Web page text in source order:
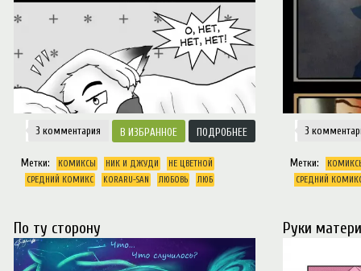
3 комментария ИЗБРАННОЕ ПОДРОБНЕЕ
Метки: КОМИКСЫ НИК И ДЖУДИ
НЕ ЦВЕТНОЙ
СРЕДНИЙ КОМИКС
KORARU-SAN ЛЮБОВЬ ЛЮБ
3
Метки:
СРЕДНИЙ
По ту сторону Руки матери